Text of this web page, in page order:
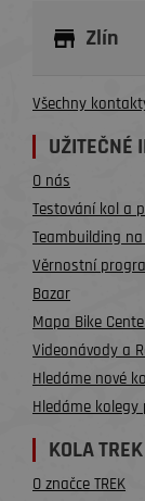
Zlín
Všechny
UŽITEČNÉ
O nás
Testování kol a
Teambuilding
Věrnostní
Bazar
Mapa Bike
Videonávody a
Hledáme nové
Hledáme
KOLA TREK
O značce TREK